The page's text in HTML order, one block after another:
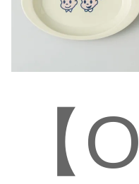
【O